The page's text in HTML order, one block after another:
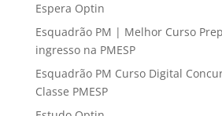
Espera Optin
Esquadrão PM | Melhor Curso
ingresso na PMESP
Esquadrão PM Curso Digital
Classe PMESP